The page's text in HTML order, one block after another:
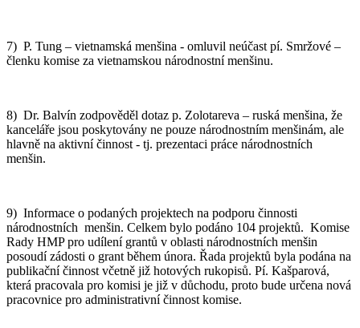
7) P. Tung – vietnamská menšina - omluvil neúčast pí. Smržové –
členku komise za vietnamskou národnostní menšinu.
8) Dr. Balvín zodpověděl dotaz p. Zolotareva – ruská menšina, že
kanceláře jsou poskytovány ne pouze národnostním menšinám, ale
hlavně na aktivní činnost - tj. prezentaci práce národnostních
menšin.
9) Informace o podaných projektech na podporu činnosti
národnostních menšin. Celkem bylo podáno 104 projektů. Komise
Rady HMP pro udílení grantů v oblasti národnostních menšin
posoudí zádosti o grant během února. Řada projektů byla podána na
publikační činnost včetně již hotových rukopisů. Pí. Kašparová,
která pracovala pro komisi je již v důchodu, proto bude určena nová
pracovnice pro administrativní činnost komise.